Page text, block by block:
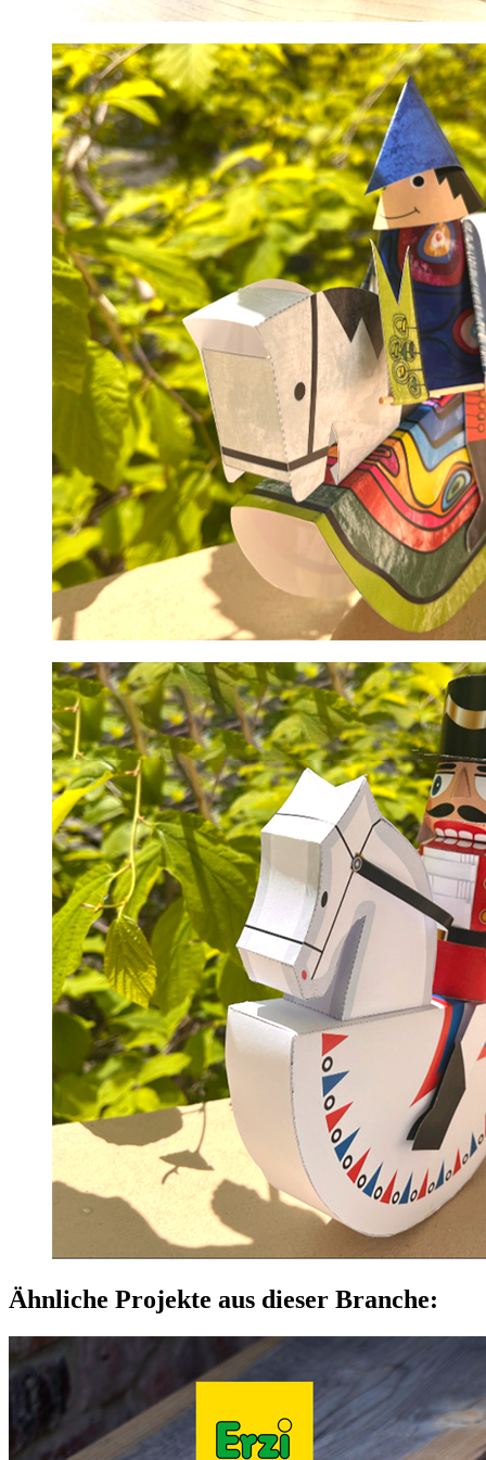
Ähnliche Projekte aus dieser Branche: